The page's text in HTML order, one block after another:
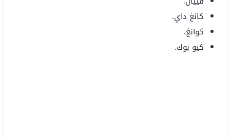
كانغ داي.
كوانغ.
كيو بوك.